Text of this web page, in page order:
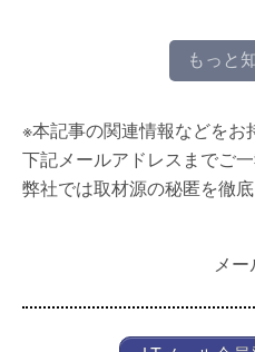
もっと
※本記事の関連情報などを
下記メールアドレスまでご
弊社では取材源の秘匿を徹底
メ